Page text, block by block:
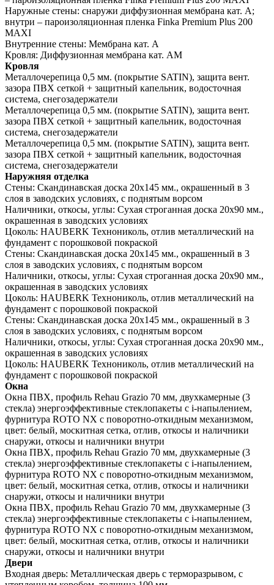
Наружные стены: снаружи диффузионная мембрана кат. А;
внутри – пароизоляционная пленка Finka Premium Plus 200
MAXI
Внутренние стены: Мембрана кат. А
Кровля: Диффузионная мембрана кат. АМ
Кровля
Металлочерепица 0,5 мм. (покрытие SATIN), защита вент.
зазора ПВХ сеткой + защитный капельник, водосточная
система, снегозадержатели
Металлочерепица 0,5 мм. (покрытие SATIN), защита вент.
зазора ПВХ сеткой + защитный капельник, водосточная
система, снегозадержатели
Металлочерепица 0,5 мм. (покрытие SATIN), защита вент.
зазора ПВХ сеткой + защитный капельник, водосточная
система, снегозадержатели
Наружняя отделка
Стены: Скандинавская доска 20х145 мм., окрашенный в 3
слоя в заводских условиях, с поднятым ворсом
Наличники, откосы, углы: Сухая строганная доска 20х90 мм.,
окрашенная в заводских условиях
Цоколь: HAUBERK Технониколь, отлив металлический на
фундамент с порошковой покраской
Стены: Скандинавская доска 20х145 мм., окрашенный в 3
слоя в заводских условиях, с поднятым ворсом
Наличники, откосы, углы: Сухая строганная доска 20х90 мм.,
окрашенная в заводских условиях
Цоколь: HAUBERK Технониколь, отлив металлический на
фундамент с порошковой покраской
Стены: Скандинавская доска 20х145 мм., окрашенный в 3
слоя в заводских условиях, с поднятым ворсом
Наличники, откосы, углы: Сухая строганная доска 20х90 мм.,
окрашенная в заводских условиях
Цоколь: HAUBERK Технониколь, отлив металлический на
фундамент с порошковой покраской
Окна
Окна ПВХ, профиль Rehau Grazio 70 мм, двухкамерные (3
стекла) энергоэффективные стеклопакеты c i-напылением,
фурнитура ROTO NX с поворотно-откидным механизмом,
цвет: белый, москитная сетка, отлив, откосы и наличники
снаружи, откосы и наличники внутри
Окна ПВХ, профиль Rehau Grazio 70 мм, двухкамерные (3
стекла) энергоэффективные стеклопакеты c i-напылением,
фурнитура ROTO NX с поворотно-откидным механизмом,
цвет: белый, москитная сетка, отлив, откосы и наличники
снаружи, откосы и наличники внутри
Окна ПВХ, профиль Rehau Grazio 70 мм, двухкамерные (3
стекла) энергоэффективные стеклопакеты c i-напылением,
фурнитура ROTO NX с поворотно-откидным механизмом,
цвет: белый, москитная сетка, отлив, откосы и наличники
снаружи, откосы и наличники внутри
Двери
Входная дверь: Металлическая дверь с терморазрывом, с